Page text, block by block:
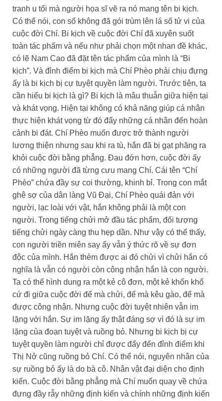
tranh u tối mà người họa sĩ vẽ ra nó mang tên bi kịch.
Có thể nói, con số không đã gói trùm lên lá số tử vi của
cuộc đời Chí. Bi kịch về cuộc đời Chí đã xuyên suốt
toàn tác phẩm và nếu như phải chọn một nhan đề khác,
có lẽ Nam Cao đã đặt tên tác phẩm của mình là “Bi
kịch”. Và đỉnh điểm bi kịch mà Chí Phèo phải chịu đựng
ấy là bi kịch bị cự tuyệt quyền làm người. Trước tiên, ta
cần hiểu bi kịch là gì? Bi kịch là mâu thuẫn giữa hiện tại
và khát vọng. Hiện tại không có khả năng giúp cá nhân
thực hiện khát vọng từ đó đẩy những cá nhân đến hoàn
cảnh bi đát. Chí Phèo muốn được trở thành người
lương thiện nhưng sau khi ra tù, hắn đã bị gạt phăng ra
khỏi cuộc đời bằng phẳng. Đau đớn hơn, cuộc đời ấy
có những người đã từng cưu mang Chí. Cái tên “Chí
Phèo” chứa đầy sự coi thường, khinh bỉ. Trong con mắt
ghê sợ của dân làng Vũ Đại, Chí Phèo quái đản với
người, lạc loài với vật, hắn không phải là một con
người. Trong tiếng chửi mở đầu tác phẩm, đối tượng
tiếng chửi ngày càng thu hẹp dần. Như vậy có thể thấy,
con người triền miên say ấy vẫn ý thức rõ về sự đơn
độc của mình. Hắn thèm được ai đó chửi vì chửi hắn có
nghĩa là vẫn có người còn công nhận hắn là con người.
Ta có thể hình dung ra một kẻ cô đơn, một kẻ khốn khổ
cứ đi giữa cuộc đời để mà chửi, để mà kêu gào, để mà
được công nhận. Nhưng cuộc đời tuyệt nhiên vẫn im
lặng với hắn. Sự im lặng ấy thật đáng sợ vì đó là sự im
lặng của đoạn tuyệt và ruồng bỏ. Nhưng bi kịch bị cự
tuyệt quyền làm người chỉ được đẩy đến đỉnh điểm khi
Thị Nở cũng ruồng bỏ Chí. Có thể nói, nguyên nhân của
sự ruồng bỏ ấy là do bà cô. Nhân vật đại diện cho định
kiến. Cuộc đời bằng phẳng mà Chí muốn quay về chứa
đựng đầy rẫy những định kiến và chính những định kiến